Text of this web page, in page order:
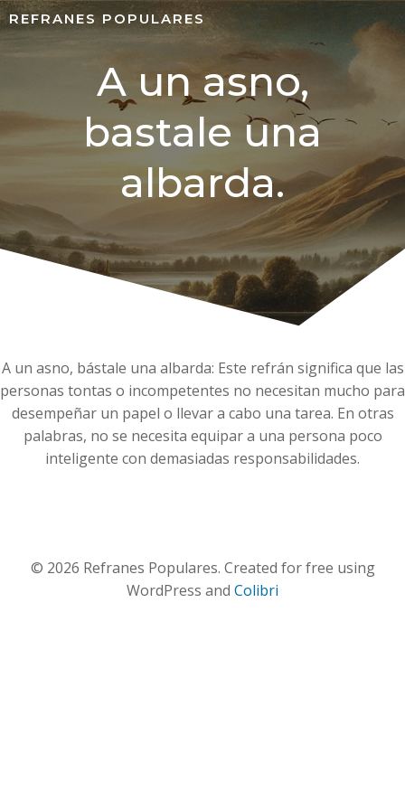
REFRANES POPULARES
A un asno,
bastale una
albarda.
A un asno, bástale una albarda: Este refrán significa que las
personas tontas o incompetentes no necesitan mucho para
desempeñar un papel o llevar a cabo una tarea. En otras
palabras, no se necesita equipar a una persona poco
inteligente con demasiadas responsabilidades.
© 2026 Refranes Populares. Created for free using
WordPress and Colibri